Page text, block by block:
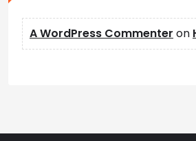
A WordPress Commenter on